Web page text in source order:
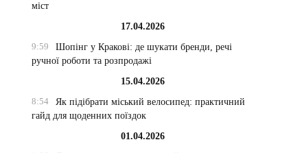
міст
17.04.2026
9:59
Шопінг у Кракові: де шукати бренди, речі
ручної роботи та розпродажі
15.04.2026
8:54
Як підібрати міський велосипед: практичний
гайд для щоденних поїздок
01.04.2026